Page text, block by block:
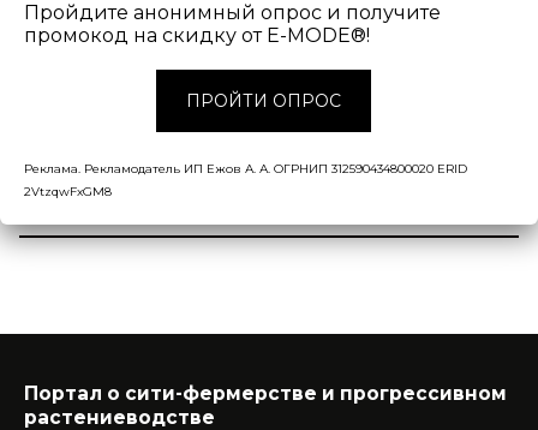
Портал о сити-фермерстве и прогрессивном
растениеводстве
Пройдите анонимный опрос и получите
промокод на скидку от E-MODE®!
ПРОЙТИ ОПРОС
Реклама. Рекламодатель ИП Ежов А. А. ОГРНИП 312590434800020 ERID
2VtzqwFxGM8